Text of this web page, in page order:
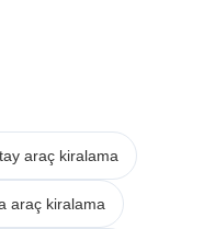
araç kiralama
araç kiralama